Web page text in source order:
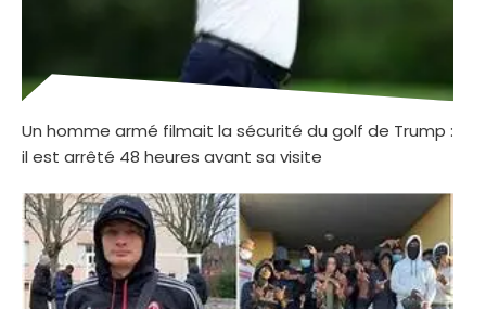
Un homme armé filmait la sécurité du golf de Trump :
il est arrêté 48 heures avant sa visite